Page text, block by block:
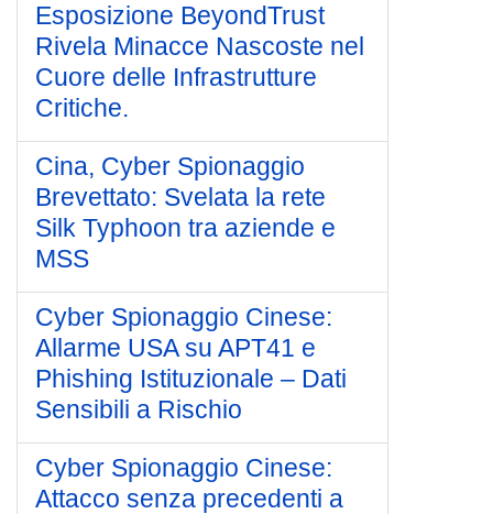
Esposizione BeyondTrust
Rivela Minacce Nascoste nel
Cuore delle Infrastrutture
Critiche.
Cina, Cyber Spionaggio
Brevettato: Svelata la rete
Silk Typhoon tra aziende e
MSS
Cyber Spionaggio Cinese:
Allarme USA su APT41 e
Phishing Istituzionale – Dati
Sensibili a Rischio
Cyber Spionaggio Cinese:
Attacco senza precedenti a